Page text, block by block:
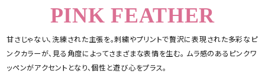
PINK FEATHER
甘さじゃない、洗練された主張を。刺繍やプリントで贅沢に表現された多彩なピ
ンクカラーが、見る角度によってさまざまな表情を生む。 ムラ感のあるピンクワ
ッペンがアクセントとなり、個性と遊び心をプラス。